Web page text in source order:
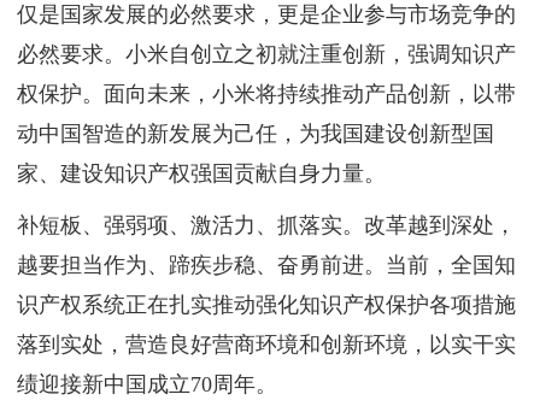
仅是国家发展的必然要求，更是企业参与市场竞争的
必然要求。小米自创立之初就注重创新，强调知识产
权保护。面向未来，小米将持续推动产品创新，以带
动中国智造的新发展为己任，为我国建设创新型国
家、建设知识产权强国贡献自身力量。
补短板、强弱项、激活力、抓落实。改革越到深处，
越要担当作为、蹄疾步稳、奋勇前进。当前，全国知
识产权系统正在扎实推动强化知识产权保护各项措施
落到实处，营造良好营商环境和创新环境，以实干实
绩迎接新中国成立70周年。